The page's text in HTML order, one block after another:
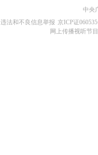
中央
违法和不良信息举报 京ICP证
网上传播视听节